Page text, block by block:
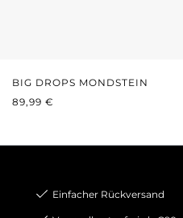
BIG DROPS MONDSTEIN
REGULÄRER PREIS:
89,99 €
Einfacher Rückversand